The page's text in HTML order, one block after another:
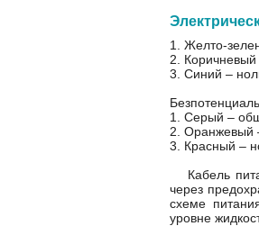
1. Желто-
2.
3. Синий –
1. Серый –
2. Оранжевый
3. Красный –
Кабель
через
схеме
уровне